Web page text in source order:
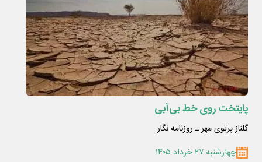
پایتخت روی خط بی‌آبی
گلناز پرتوی مهر ـ روزنامه نگار
چهارشنبه ۲۷ خرداد ۱۴۰۵